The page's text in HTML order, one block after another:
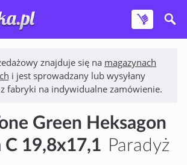
znajduje się na magazynach
i jest sprowadzany lub wysyłany
fabryki na indywidualne zamówienie.
Green Heksagon
19,8x17,1 Paradyż